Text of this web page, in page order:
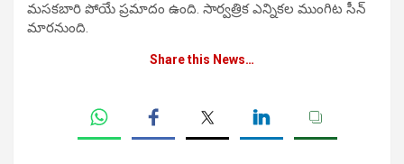
మసకబారి పోయే ప్రమాదం ఉంది. సార్వత్రిక ఎన్నికల ముంగిట సీన్
మారనుంది.
Share this News…